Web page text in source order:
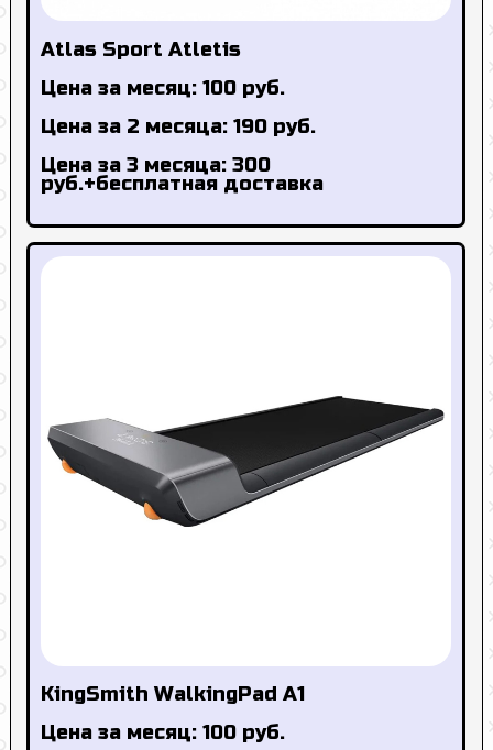
Atlas Sport Atletis
Цена за месяц: 100 руб.
Цена за 2 месяца: 190 руб.
Цена за 3 месяца: 300
руб.+бесплатная доставка
KingSmith WalkingPad A1
Цена за месяц: 100 руб.